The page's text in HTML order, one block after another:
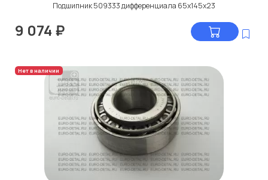
Подшипник 509333 дифференциала 65x145x23
9 074 ₽
Нет в наличии